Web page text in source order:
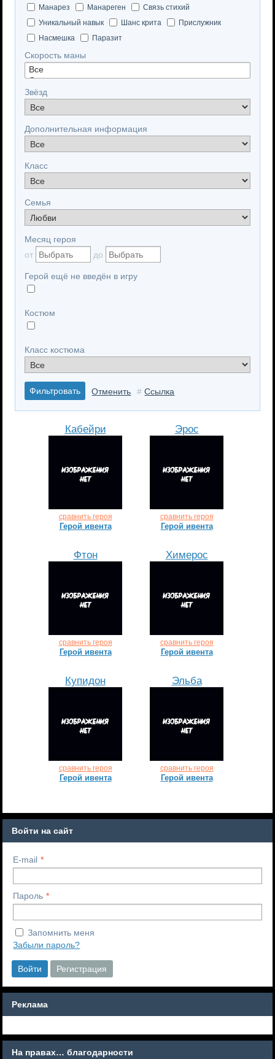
Манарез
Манареген
Связь стихий
Уникальный навык
Шанс крита
Прислужник
Насмешка
Паразит
Скорость маны
Звёзд
Дополнительная информация
Класс
Семья
Месяц героя
от
до
Герой ещё не введён в игру
Костюм
Класс костюма
Фильтровать Отменить #Ссылка
Кабейри
сравнить героя
Герой ивента
Эрос
сравнить героя
Герой ивента
Фтон
сравнить героя
Герой ивента
Химерос
сравнить героя
Герой ивента
Купидон
сравнить героя
Герой ивента
Эльба
сравнить героя
Герой ивента
Войти на сайт
E-mail
Пароль
Запомнить меня
Забыли пароль?
Войти Регистрация
Реклама
На правах… благодарности